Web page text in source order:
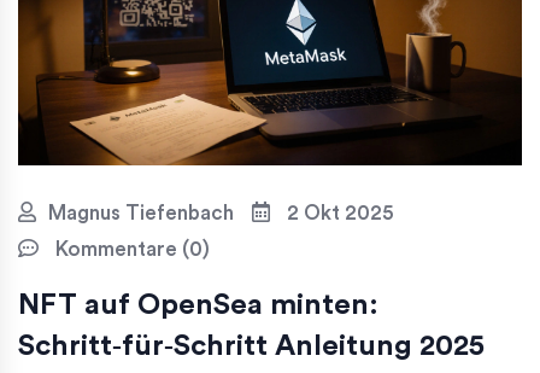
Magnus Tiefenbach
2 Okt 2025
Kommentare (0)
NFT auf OpenSea minten:
Schritt‑für‑Schritt Anleitung 2025